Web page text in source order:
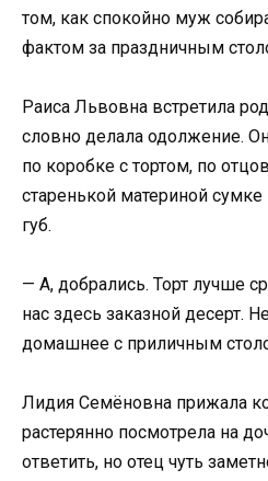
том, как спокойно муж
фактом за праздничным
Раиса Львовна встретила
словно делала одолжение.
по коробке с тортом, по
старенькой материной
губ.
— А, добрались. Торт лучше
нас здесь заказной десерт.
домашнее с приличным
Лидия Семёновна прижала
растерянно посмотрела на
ответить, но отец чуть